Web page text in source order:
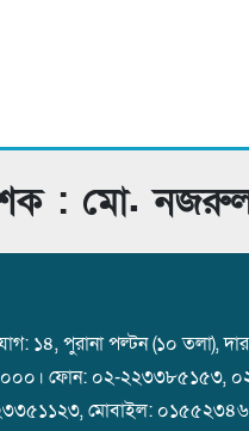
: মো.
১৪, পুরানা পল্টন (১০ তলা),
ফোন: ০২-২২৩৩৮৫১৫৩,
মোবাইল: